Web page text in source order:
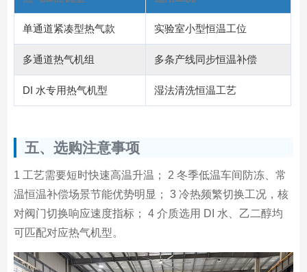
单通道紧凑型热气款 实验室小型恒温工位
多通道热气机组 多条产线同步恒温补偿
DI 水专用热气机型 湿法清洗恒温工艺
五、选购注意事项
1 工艺需要短时快速高温升温； 2 冬季低温车间防冻、常
温恒温补偿场景节能优势明显； 3 冷热频繁切换工况，核
对阀门切换响应速度指标； 4 介质选用 DI 水、乙二醇均
可匹配对应热气机型。